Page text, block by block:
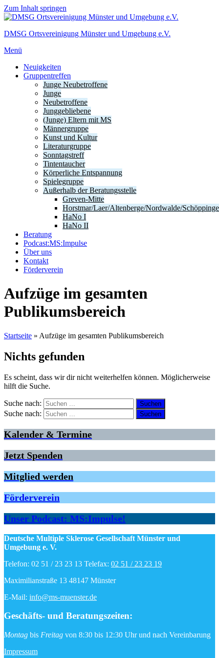
Zum Inhalt springen
DMSG Ortsvereinigung Münster und Umgebung e.V.
Menü
Neuigkeiten
Gruppentreffen
Junge Neubetroffene
Junge
Neubetroffene
Junggebliebene
(Junge) Eltern mit MS
Männergruppe
Kunst und Kultur
Literaturgruppe
Sonntagstreff
Tintentaucher
Körperliche Entspannung
Spielegruppe
Außerhalb der Beratungsstelle
Greven-Mitte
Horstmar/Laer/Altenberge/Nordwalde/
HaNo I
HaNo II
Beratung
Podcast:MS:Impulse
Über uns
Kontakt
Förderverein
Aufzüge im gesamten
Publikumsbereich
Startseite » Aufzüge im gesamten Publikumsbereich
Nichts gefunden
Es scheint, dass wir dir nicht weiterhelfen können. Möglicherweise
hilft die Suche.
Suche nach:
Suche nach:
Kalender & Termine
Jetzt Spenden
Mitglied werden
Förderverein
Unser Podcast: MS:Impulse!
Deutsche Multiple Sklerose Gesellschaft Münster und
Umgebung e. V.
Telefon: 02 51 / 23 23 13 Telefax: 02 51 / 23 23 19
Maximilianstraße 13 48147 Münster
E-Mail: info@ms-muenster.de
Geschäfts- und Beratungszeiten:
Montag bis Freitag von 8:30 bis 12:30 Uhr und nach Vereinbarung
Impressum